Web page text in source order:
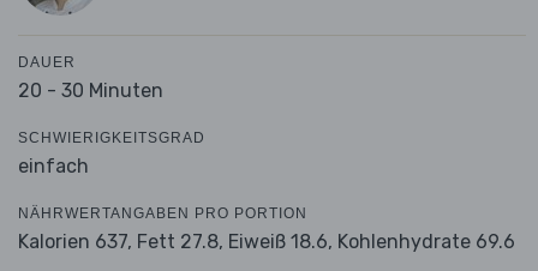
DAUER
20 - 30 Minuten
SCHWIERIGKEITSGRAD
einfach
NÄHRWERTANGABEN PRO PORTION
Kalorien 637, Fett 27.8, Eiweiß 18.6, Kohlenhydrate 69.6